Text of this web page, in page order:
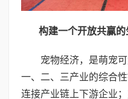
构建一个开放共赢的
宠物经济，是萌宠
一、二、三产业的综合
连接产业链上下游企业